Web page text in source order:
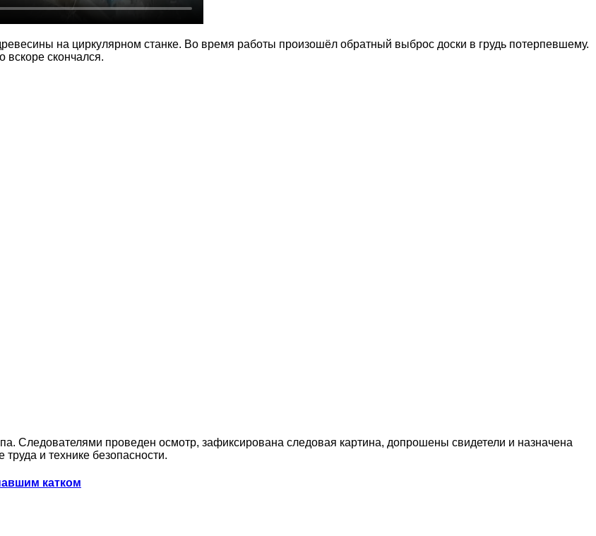
на циркулярном станке. Во время работы произошёл обратный выброс доски в грудь потерпевшему.
вскоре скончался.
Следователями проведен осмотр, зафиксирована следовая картина, допрошены свидетели и назначена
и технике безопасности.
катком